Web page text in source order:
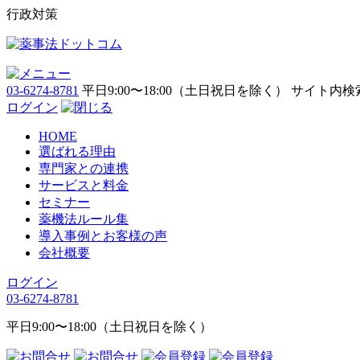
行政対策
03-6274-8781 平日9:00〜18:00（土日祝日を除く）
サイト内検
ログイン
HOME
選ばれる理由
専門家との連携
サービスと料金
セミナー
薬機法ルール集
導入事例とお客様の声
会社概要
ログイン
03-6274-8781
平日9:00〜18:00（土日祝日を除く）